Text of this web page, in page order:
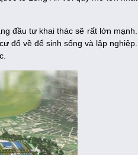
đầu tư khai thác sẽ rất lớn mạnh.
đổ về để sinh sống và lập nghiệp.